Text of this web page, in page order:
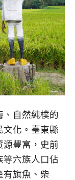
、自然純樸的
文化。臺東縣
源豐富，史前
等六族人口佔
有旗魚、柴